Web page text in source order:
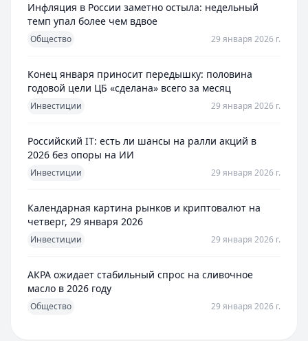
Инфляция в России заметно остыла: недельный
темп упал более чем вдвое
Общество 29 января 2026 г.
Конец января приносит передышку: половина
годовой цели ЦБ «сделана» всего за месяц
Инвестиции 29 января 2026 г.
Российский IT: есть ли шансы на ралли акций в
2026 без опоры на ИИ
Инвестиции 29 января 2026 г.
Календарная картина рынков и криптовалют на
четверг, 29 января 2026
Инвестиции 29 января 2026 г.
АКРА ожидает стабильный спрос на сливочное
масло в 2026 году
Общество 29 января 2026 г.